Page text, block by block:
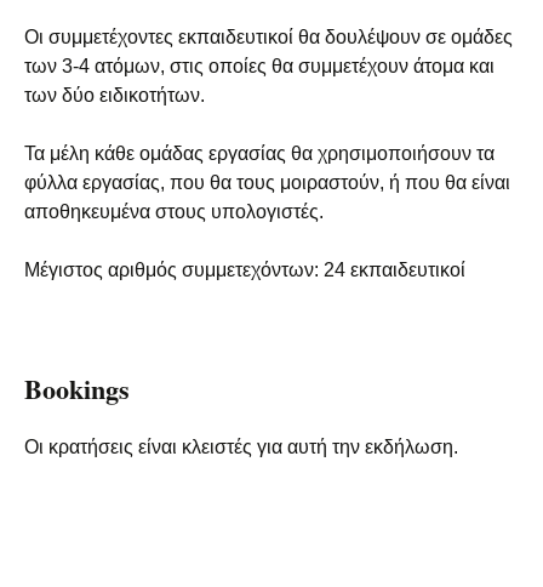
Οι συμμετέχοντες εκπαιδευτικοί θα δουλέψουν σε ομάδες
των 3-4 ατόμων, στις οποίες θα συμμετέχουν άτομα και
των δύο ειδικοτήτων.
Τα μέλη κάθε ομάδας εργασίας θα χρησιμοποιήσουν τα
φύλλα εργασίας, που θα τους μοιραστούν, ή που θα είναι
αποθηκευμένα στους υπολογιστές.
Μέγιστος αριθμός συμμετεχόντων: 24 εκπαιδευτικοί
Bookings
Οι κρατήσεις είναι κλειστές για αυτή την εκδήλωση.